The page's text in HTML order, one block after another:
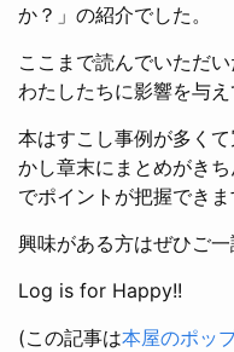
か？」の紹介でした。
ここまで読んでいただ
わたしたちに影響を与
本はすこし事例が多く
かし章末にまとめがき
でポイントが把握できま
興味がある方はぜひご一
Log is for Happy!!
(この記事は本屋のポッ